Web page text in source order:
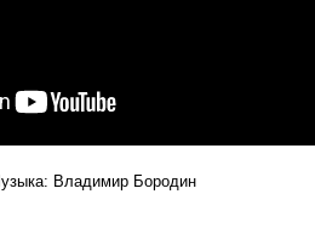
Владимир Бородин